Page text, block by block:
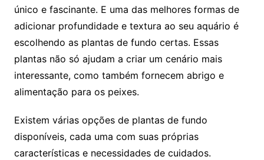
único e fascinante.​ E uma das melhores formas de‌
adicionar profundidade e textura ao seu ⁢aquário ⁤é
escolhendo as plantas de fundo certas.​ Essas⁢
plantas não só ajudam​ a ⁤criar um cenário mais ​
interessante, como ⁣também​ fornecem abrigo⁢ e
⁢alimentação para os peixes.
Existem várias ‌opções de plantas de fundo
disponíveis, ​cada ‍uma com suas ‌próprias
características e necessidades⁣ de cuidados.